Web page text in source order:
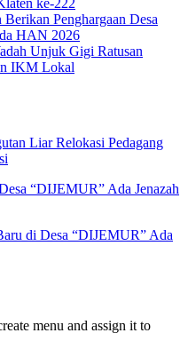
Penghargaan Desa
HAN 2026
Unjuk Gigi Ratusan
IKM Lokal
Liar Relokasi Pedagang
“DIJEMUR” Ada Jenazah
di Desa “DIJEMUR” Ada
menu and assign it to